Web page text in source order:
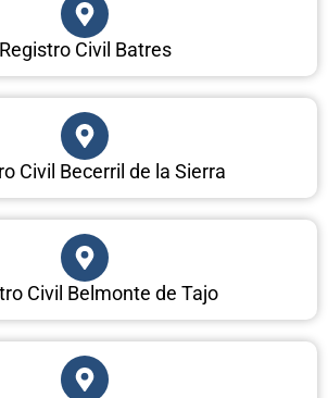
Registro Civil Batres
Civil Becerril de la Sierra
Civil Belmonte de Tajo